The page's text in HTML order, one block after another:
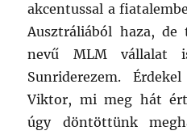
akcentussal a
Ausztráliából haza,
nevű MLM vállalat
Sunriderezem.
Viktor, mi meg hát
úgy döntöttünk